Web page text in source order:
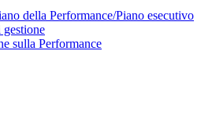
della Performance/Piano esecutivo
gestione
sulla Performance